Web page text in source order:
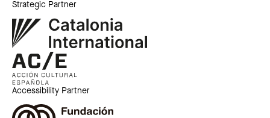
Strategic Partner
Accessibility Partner